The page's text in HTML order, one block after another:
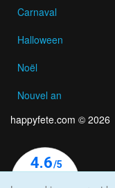
Carnaval
Halloween
Noël
Nouvel an
happyfete.com © 2026